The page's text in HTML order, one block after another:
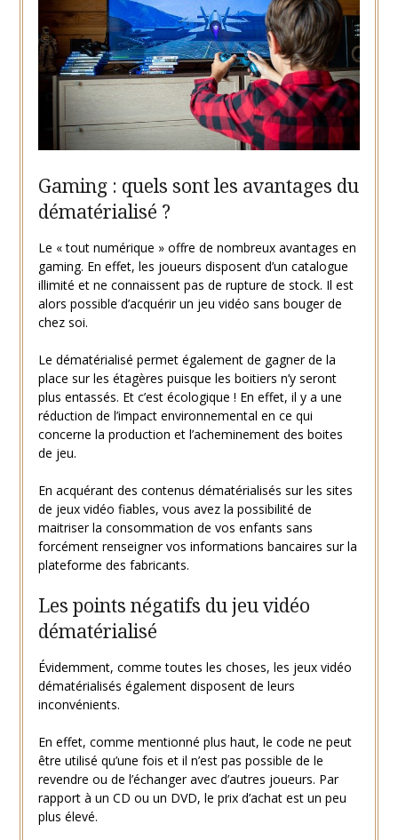
Gaming : quels sont les avantages du
dématérialisé ?
Le « tout numérique » offre de nombreux avantages en
gaming. En effet, les joueurs disposent d’un catalogue
illimité et ne connaissent pas de rupture de stock. Il est
alors possible d’acquérir un jeu vidéo sans bouger de
chez soi.
Le dématérialisé permet également de gagner de la
place sur les étagères puisque les boitiers n’y seront
plus entassés. Et c’est écologique ! En effet, il y a une
réduction de l’impact environnemental en ce qui
concerne la production et l’acheminement des boites
de jeu.
En acquérant des contenus dématérialisés sur les sites
de jeux vidéo fiables, vous avez la possibilité de
maitriser la consommation de vos enfants sans
forcément renseigner vos informations bancaires sur la
plateforme des fabricants.
Les points négatifs du jeu vidéo
dématérialisé
Évidemment, comme toutes les choses, les jeux vidéo
dématérialisés également disposent de leurs
inconvénients.
En effet, comme mentionné plus haut, le code ne peut
être utilisé qu’une fois et il n’est pas possible de le
revendre ou de l’échanger avec d’autres joueurs. Par
rapport à un CD ou un DVD, le prix d’achat est un peu
plus élevé.